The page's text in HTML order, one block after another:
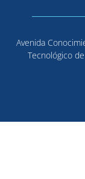
Avenida
Tecnológico